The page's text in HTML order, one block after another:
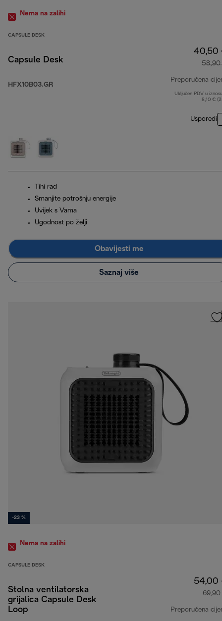
Nema na zalihi
CAPSULE DESK
Capsule Desk
HFX10B03.GR
40,50
58,90
Preporučena
Uključen PDV u
8,10 €
Usporedi
Tihi rad
Smanjite potrošnju energije
Uvijek s Vama
Ugodnost po želji
Obavijesti me
Saznaj više
-23 %
Nema na zalihi
CAPSULE DESK
Stolna ventilatorska
grijalica Capsule Desk
Loop
54,00
Preporučena